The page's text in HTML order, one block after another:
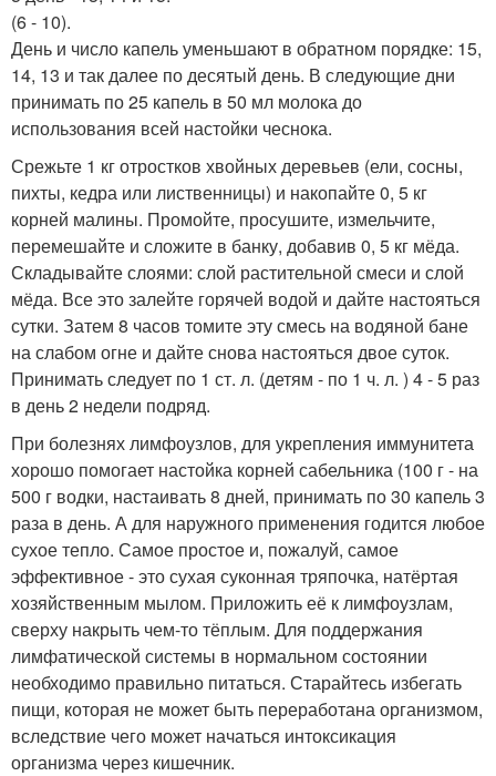
(6 - 10).
День и число капель уменьшают в обратном порядке: 15,
14, 13 и так далее по десятый день. В следующие дни
принимать по 25 капель в 50 мл молока до
использования всей настойки чеснока.
Срежьте 1 кг отростков хвойных деревьев (ели, сосны,
пихты, кедра или лиственницы) и накопайте 0, 5 кг
корней малины. Промойте, просушите, измельчите,
перемешайте и сложите в банку, добавив 0, 5 кг мёда.
Складывайте слоями: слой растительной смеси и слой
мёда. Все это залейте горячей водой и дайте настояться
сутки. Затем 8 часов томите эту смесь на водяной бане
на слабом огне и дайте снова настояться двое суток.
Принимать следует по 1 ст. л. (детям - по 1 ч. л. ) 4 - 5 раз
в день 2 недели подряд.
При болезнях лимфоузлов, для укрепления иммунитета
хорошо помогает настойка корней сабельника (100 г - на
500 г водки, настаивать 8 дней, принимать по 30 капель 3
раза в день. А для наружного применения годится любое
сухое тепло. Самое простое и, пожалуй, самое
эффективное - это сухая суконная тряпочка, натёртая
хозяйственным мылом. Приложить её к лимфоузлам,
сверху накрыть чем-то тёплым. Для поддержания
лимфатической системы в нормальном состоянии
необходимо правильно питаться. Старайтесь избегать
пищи, которая не может быть переработана организмом,
вследствие чего может начаться интоксикация
организма через кишечник.